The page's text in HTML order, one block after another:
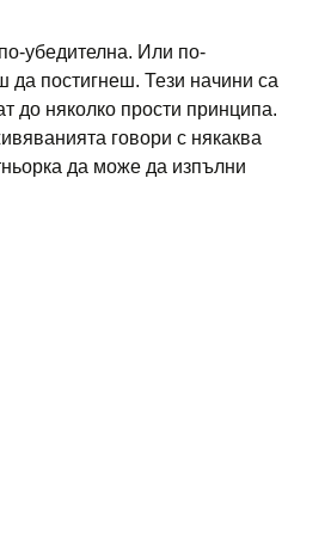
убедителна. Или по-
да постигнеш. Тези начини са
до няколко прости принципа.
говори с някаква
да може да изпълни